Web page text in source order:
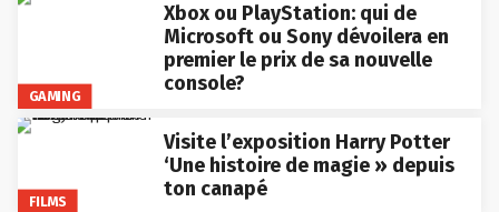
GAMING
Xbox ou PlayStation: qui de
Microsoft ou Sony dévoilera en
premier le prix de sa nouvelle
console?
FILMS
Visite l’exposition Harry Potter
‘Une histoire de magie » depuis
ton canapé